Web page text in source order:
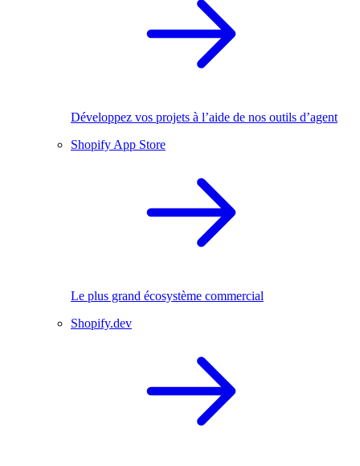
Développez vos projets à l’aide de nos outils d’agent
Shopify App Store
Le plus grand écosystème commercial
Shopify.dev